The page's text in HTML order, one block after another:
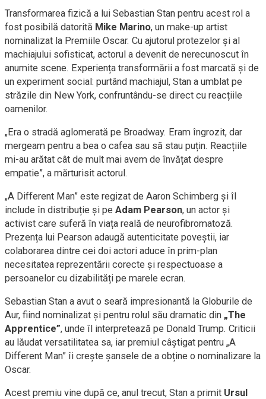
Transformarea fizică a lui Sebastian Stan pentru acest rol a
fost posibilă datorită Mike Marino, un make-up artist
nominalizat la Premiile Oscar. Cu ajutorul protezelor și al
machiajului sofisticat, actorul a devenit de nerecunoscut în
anumite scene. Experiența transformării a fost marcată și de
un experiment social: purtând machiajul, Stan a umblat pe
străzile din New York, confruntându-se direct cu reacțiile
oamenilor.
„Era o stradă aglomerată pe Broadway. Eram îngrozit, dar
mergeam pentru a bea o cafea sau să stau puțin. Reacțiile
mi-au arătat cât de mult mai avem de învățat despre
empatie”, a mărturisit actorul.
„A Different Man” este regizat de Aaron Schimberg și îl
include în distribuție și pe Adam Pearson, un actor și
activist care suferă în viața reală de neurofibromatoză.
Prezența lui Pearson adaugă autenticitate poveștii, iar
colaborarea dintre cei doi actori aduce în prim-plan
necesitatea reprezentării corecte și respectuoase a
persoanelor cu dizabilități pe marele ecran.
Sebastian Stan a avut o seară impresionantă la Globurile de
Aur, fiind nominalizat și pentru rolul său dramatic din „The
Apprentice”, unde îl interpretează pe Donald Trump. Criticii
au lăudat versatilitatea sa, iar premiul câștigat pentru „A
Different Man” îi crește șansele de a obține o nominalizare la
Oscar.
Acest premiu vine după ce, anul trecut, Stan a primit Ursul